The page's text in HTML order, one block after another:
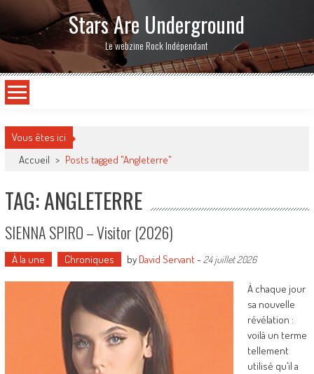
Stars Are Underground
Le webzine Rock Indépendant
Vous êtes ici
Accueil > Posts tagged "Angleterre"
TAG: ANGLETERRE
SIENNA SPIRO – Visitor (2026)
À la une Chroniques by David Servant- 24 juillet 2026
À chaque jour
sa nouvelle
révélation :
voilà un terme
tellement
utilisé qu’il a